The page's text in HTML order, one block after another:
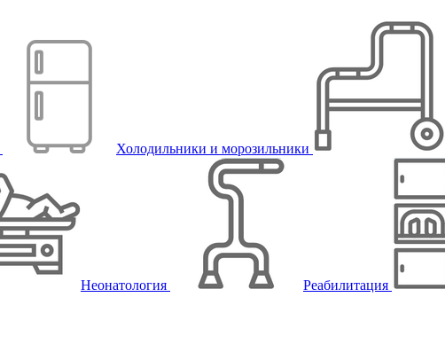
Холодильники и морозильники
Неонатология Реабилитация